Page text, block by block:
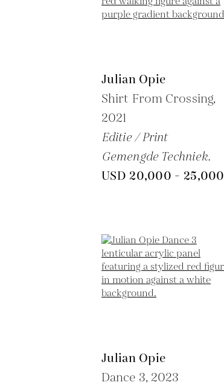
Julian Opie
Shirt From Crossing,
2021
Editie / Print
Gemengde Techniek.
USD 20,000 - 25,000
Julian Opie
Dance 3, 2023